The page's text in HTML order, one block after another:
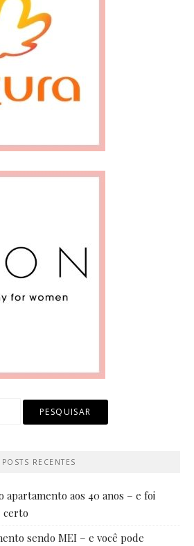
POSTS RECENTES
aos 40 anos – e foi
certo
sendo MEI – e você pode